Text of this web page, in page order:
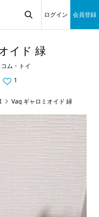
ログイン 会員登録
イド 緑
ム・トイ
1
Vag ギャロミオイド 緑